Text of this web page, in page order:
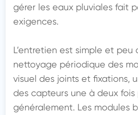
gérer les eaux pluviales fait
exigences.
L’entretien est simple et peu
nettoyage périodique des
visuel des joints et fixations,
des capteurs une à deux fois